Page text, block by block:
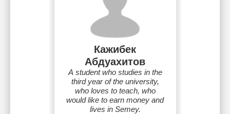
Кажибек
Абдуахитов
A student who studies in the
third year of the university,
who loves to teach, who
would like to earn money and
lives in Semey.